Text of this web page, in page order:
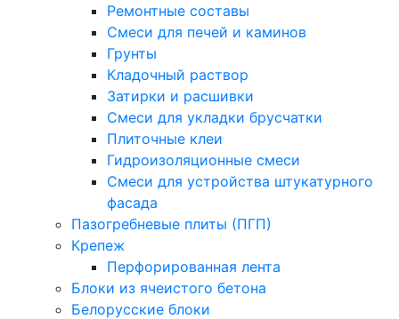
Ремонтные составы
Смеси для печей и каминов
Грунты
Кладочный раствор
Затирки и расшивки
Смеси для укладки брусчатки
Плиточные клеи
Гидроизоляционные смеси
Смеси для устройства штукатурного
фасада
Пазогребневые плиты (ПГП)
Крепеж
Перфорированная лента
Блоки из ячеистого бетона
Белорусские блоки